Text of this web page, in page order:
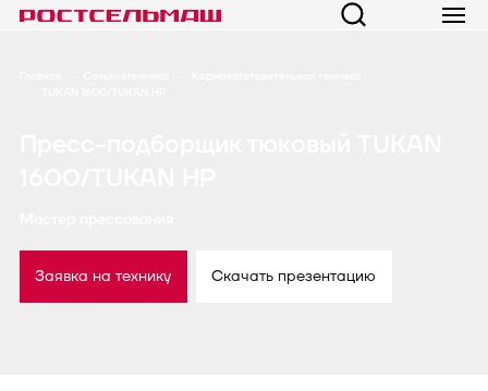
Заявка на технику Скачать презентацию